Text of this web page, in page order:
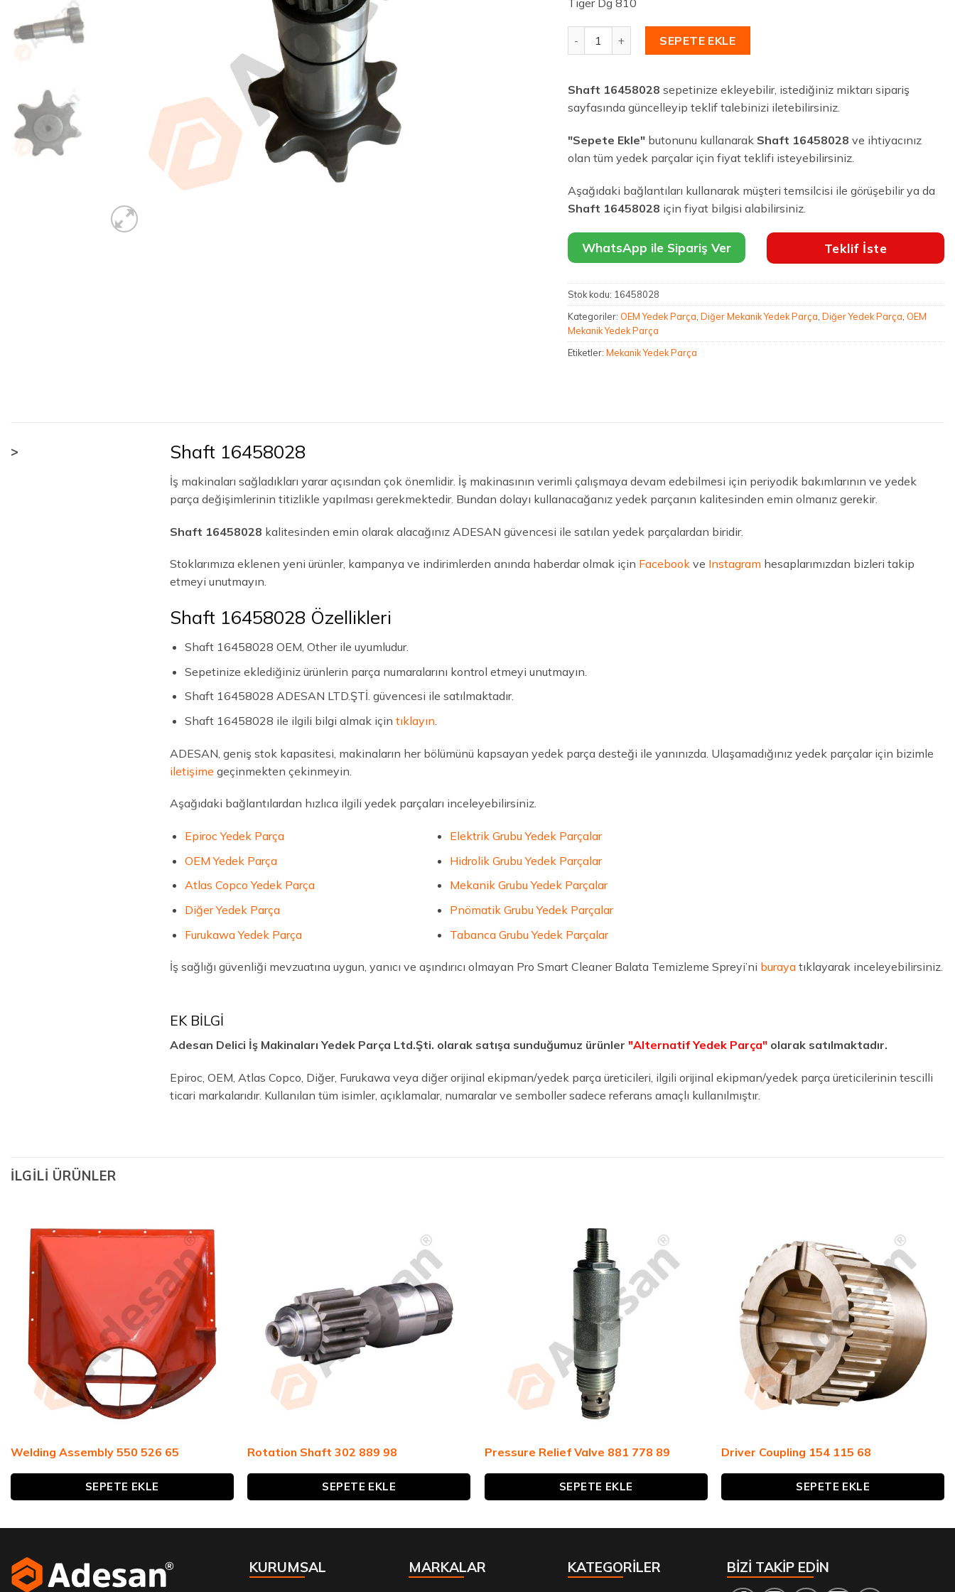
SEPETE EKLE
Shaft 16458028 sepetinize ekleyebilir, istediğiniz miktarı sipariş
sayfasında güncelleyip teklif talebinizi iletebilirsiniz.
"Sepete Ekle" butonunu kullanarak Shaft 16458028 ve ihtiyacınız
olan tüm yedek parçalar için fiyat teklifi isteyebilirsiniz.
Aşağıdaki bağlantıları kullanarak müşteri temsilcisi ile görüşebilir ya da
Shaft 16458028 için fiyat bilgisi alabilirsiniz.
WhatsApp ile Sipariş Ver Teklif İste
Stok kodu: 16458028
Kategoriler: OEM Yedek Parça, Diğer Mekanik Yedek Parça, Diğer Yedek Parça, OEM
Mekanik Yedek Parça
Etiketler: Mekanik Yedek Parça
> Shaft 16458028
İş makinaları sağladıkları yarar açısından çok önemlidir. İş makinasının verimli çalışmaya devam edebilmesi için periyodik bakımlarının ve yedek
parça değişimlerinin titizlikle yapılması gerekmektedir. Bundan dolayı kullanacağanız yedek parçanın kalitesinden emin olmanız gerekir.
Shaft 16458028 kalitesinden emin olarak alacağınız ADESAN güvencesi ile satılan yedek parçalardan biridir.
Stoklarımıza eklenen yeni ürünler, kampanya ve indirimlerden anında haberdar olmak için Facebook ve Instagram hesaplarımızdan bizleri takip
etmeyi unutmayın.
Shaft 16458028 Özellikleri
Shaft 16458028 OEM, Other ile uyumludur.
Sepetinize eklediğiniz ürünlerin parça numaralarını kontrol etmeyi unutmayın.
Shaft 16458028 ADESAN LTD.ŞTİ. güvencesi ile satılmaktadır.
Shaft 16458028 ile ilgili bilgi almak için tıklayın
ADESAN, geniş stok kapasitesi, makinaların her bölümünü kapsayan yedek parça desteği ile yanınızda. Ulaşamadığınız yedek parçalar için bizimle
iletişime geçinmekten çekinmeyin.
Aşağıdaki bağlantılardan hızlıca ilgili yedek parçaları inceleyebilirsiniz.
Epiroc Yedek Parça
OEM Yedek Parça
Atlas Copco Yedek Parça
Diğer Yedek Parça
Furukawa Yedek Parça
Elektrik Grubu Yedek Parçalar
Hidrolik Grubu Yedek Parçalar
Mekanik Grubu Yedek Parçalar
Pnömatik Grubu Yedek Parçalar
Tabanca Grubu Yedek Parçalar
İş sağlığı güvenliği mevzuatına uygun, yanıcı ve aşındırıcı olmayan Pro Smart Cleaner Balata Temizleme Spreyi’ni buraya tıklayarak inceleyebilirsiniz.
EK BİLGİ
Adesan Delici İş Makinaları Yedek Parça Ltd.Şti. olarak satışa sunduğumuz ürünler "Alternatif Yedek Parça" olarak satılmaktadır.
Epiroc, OEM, Atlas Copco, Diğer, Furukawa veya diğer orijinal ekipman/yedek parça üreticileri, ilgili orijinal ekipman/yedek parça üreticilerinin tescilli
ticari markalarıdır. Kullanılan tüm isimler, açıklamalar, numaralar ve semboller sadece referans amaçlı kullanılmıştır.
İLGILI ÜRÜNLER
Welding Assembly 550 526 65
SEPETE EKLE
Rotation Shaft 302 889 98
SEPETE EKLE
Pressure Relief Valve 881 778 89
SEPETE EKLE
Driver Coupling 154 115 68
SEPETE EKLE
KURUMSAL MARKALAR KATEGORİLER BİZİ TAKİP EDİN